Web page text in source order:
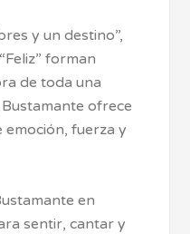
y un destino”,
forman
de toda una
ofrece
emoción, fuerza y
en
sentir, cantar y